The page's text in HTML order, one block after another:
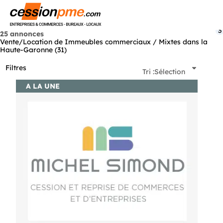
25 annonces
Vente/Location de Immeubles commerciaux / Mixtes dans la
Haute-Garonne (31)
Filtres
3
Tri :Sélection
A LA UNE